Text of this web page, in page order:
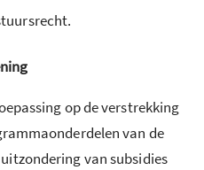
op de verstrekking
van de
van subsidies